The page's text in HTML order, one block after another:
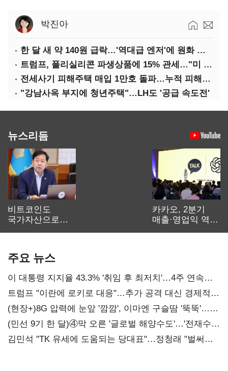
박진아
한 달 새 약 140원 급락…'역대급 엔저'에 원화 변곡점
트럼프, 폴리실리콘 파생상품에 15% 관세…"미 산업 재건"
전세사기 피해주택 매입 1만호 돌파…누적 피해자 4만278명
"강남사옥 부지에 청년주택"…LH도 '공급 속도전'
뉴스리듬
비트코인도
국가자산으로…'
카카오, 2분기
매출·영업익 역대
주요 뉴스
이 대통령 지지율 43.3% '취임 후 최저치'…4주 연속
'하락'
트럼프 "이란에 로키로 대응"…추가 공격 대신 경제적
압박 시사
(현장+)8G 압력에 눈앞 '깜깜', 이마엔 구슬땀 '뚝뚝'…
화려한 에어쇼 뒤 땀방울
(민선 9기 한 달)④막 오른 '글로벌 해양수도'…'전재수
리더십' 시험대
김민석 "TK 유세에 도움되는 당대표"…정청래 "벌써